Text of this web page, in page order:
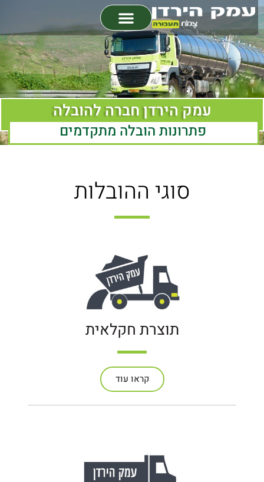
עמק הירדן חברה להובלה
פתרונות הובלה מתקדמים
סוגי ההובלות
תוצרת חקלאית
קראו עוד